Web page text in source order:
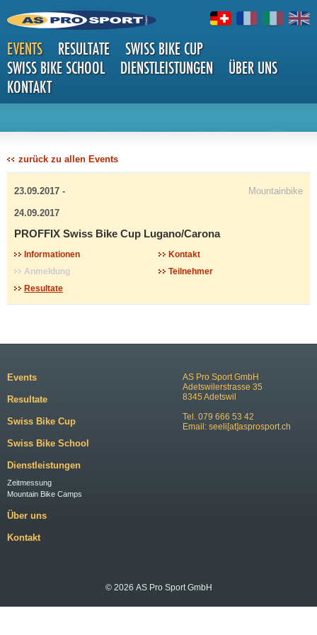
EVENTS RESULTATE
SWISS BIKE CUP
SWISS BIKE SCHOOL
DIENSTLEISTUNGEN
ÜBER UNS
KONTAKT
DETAILS
zurück zu allen Events
23.09.2017 -
24.09.2017
Mountainbike
PROFFIX Swiss Bike Cup Lugano/Carona
Informationen
Kontakt
Anmeldung
Teilnehmer
Resultate
AS Pro Sport GmbH
Adetswilerstrasse 35
8345 Adetswil
Tel. 079 666 53 42
Email: seeli[at]asprosport.ch
Events
Resultate
Swiss Bike Cup
Swiss Bike School
Dienstleistungen
Zeitmessung
Mountain Bike Camps
Über uns
Kontakt
© 2026 AS Pro Sport GmbH